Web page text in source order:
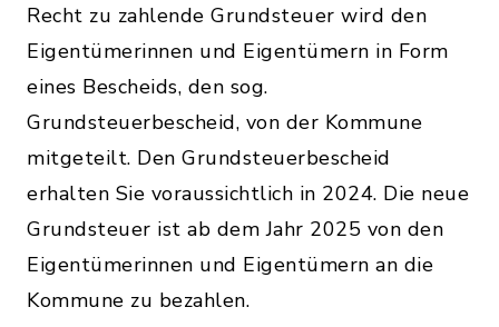
Recht zu zahlende Grundsteuer wird den
Eigentümerinnen und Eigentümern in Form
eines Bescheids, den sog.
Grundsteuerbescheid, von der Kommune
mitgeteilt. Den Grundsteuerbescheid
erhalten Sie voraussichtlich in 2024. Die neue
Grundsteuer ist ab dem Jahr 2025 von den
Eigentümerinnen und Eigentümern an die
Kommune zu bezahlen.